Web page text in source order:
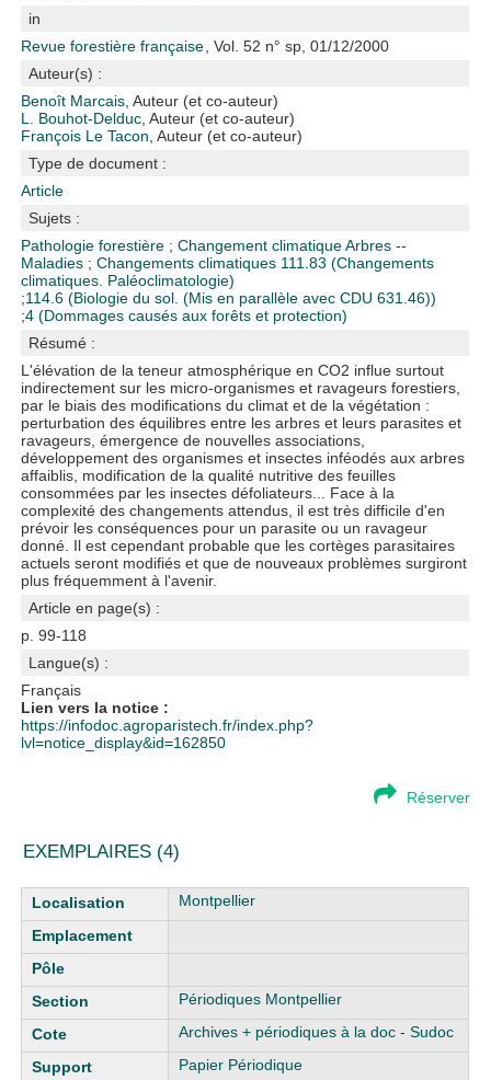
in
Revue forestière française , Vol. 52 n° sp, 01/12/2000
Auteur(s) :
Benoît Marcais , Auteur (et co-auteur)
L. Bouhot-Delduc , Auteur (et co-auteur)
François Le Tacon , Auteur (et co-auteur)
Type de document :
Article
Sujets :
Pathologie forestière ;Changement climatiqueArbres --
Maladies ;Changements climatiques 111.83 (Changements
climatiques. Paléoclimatologie)
;114.6 (Biologie du sol. (Mis en parallèle avec CDU 631.46))
;4 (Dommages causés aux forêts et protection)
Résumé :
L'élévation de la teneur atmosphérique en CO2 influe surtout
indirectement sur les micro-organismes et ravageurs forestiers,
par le biais des modifications du climat et de la végétation :
perturbation des équilibres entre les arbres et leurs parasites et
ravageurs, émergence de nouvelles associations,
développement des organismes et insectes inféodés aux arbres
affaiblis, modification de la qualité nutritive des feuilles
consommées par les insectes défoliateurs... Face à la
complexité des changements attendus, il est très difficile d'en
prévoir les conséquences pour un parasite ou un ravageur
donné. Il est cependant probable que les cortèges parasitaires
actuels seront modifiés et que de nouveaux problèmes surgiront
plus fréquemment à l'avenir.
Article en page(s) :
p. 99-118
Langue(s) :
Français
Lien vers la notice :
https://infodoc.agroparistech.fr/index.php?
lvl=notice_display&id=162850
Réserver
EXEMPLAIRES (4)
Liste des exemplaires Montpellier
Périodiques Montpellier
Archives + périodiques à la doc - Sudoc
Papier Périodique